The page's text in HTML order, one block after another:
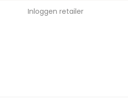
Inloggen retailer